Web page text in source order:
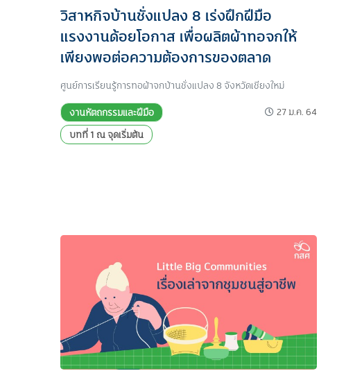
วิสาหกิจบ้านชั่งแปลง 8 เร่งฝึกฝีมือ
แรงงานด้อยโอกาส เพื่อผลิตผ้าทอจกให้
เพียงพอต่อความต้องการของตลาด
ศูนย์การเรียนรู้การทอผ้าจกบ้านชั่งแปลง 8 จังหวัดเชียงใหม่
งานหัตถกรรมและฝีมือ
บทที่ 1 ณ จุดเริ่มต้น
27 ม.ค. 64